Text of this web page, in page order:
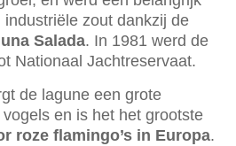
zout dankzij de
Salada. In 1981 werd de
Nationaal Jachtreservaat.
de lagune een grote
en is het het grootste
roze flamingo’s in Europa.